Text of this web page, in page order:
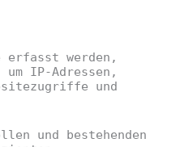
erfasst werden,
IP-Adressen,
und
und bestehenden